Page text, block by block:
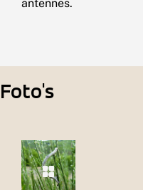
antennes.
Foto's